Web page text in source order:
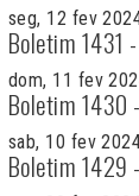
seg, 12 fev
Boletim 1431
dom, 11 fev
Boletim 1430
sab, 10 fev
Boletim 1429